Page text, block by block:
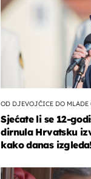
OD DJEVOJČICE DO MLADE
Sjećate li se 12-
dirnula Hrvatsku
kako danas